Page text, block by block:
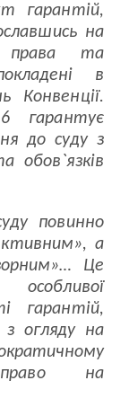
гарантій,
на
права та
в
Конвенції.
гарантує
до суду з
обов`язків
повинно
а
Це
гарантій,
огляду на
право на